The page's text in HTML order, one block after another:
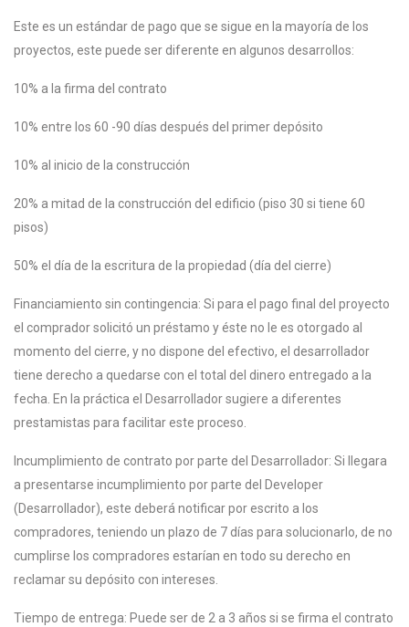
Este es un estándar de pago que se sigue en la mayoría de los
proyectos, este puede ser diferente en algunos desarrollos:
10% a la firma del contrato
10% entre los 60 -90 días después del primer depósito
10% al inicio de la construcción
20% a mitad de la construcción del edificio (piso 30 si tiene 60
pisos)
50% el día de la escritura de la propiedad (día del cierre)
Financiamiento sin contingencia: Si para el pago final del proyecto
el comprador solicitó un préstamo y éste no le es otorgado al
momento del cierre, y no dispone del efectivo, el desarrollador
tiene derecho a quedarse con el total del dinero entregado a la
fecha. En la práctica el Desarrollador sugiere a diferentes
prestamistas para facilitar este proceso.
Incumplimiento de contrato por parte del Desarrollador: Si llegara
a presentarse incumplimiento por parte del Developer
(Desarrollador), este deberá notificar por escrito a los
compradores, teniendo un plazo de 7 días para solucionarlo, de no
cumplirse los compradores estarían en todo su derecho en
reclamar su depósito con intereses.
Tiempo de entrega: Puede ser de 2 a 3 años si se firma el contrato